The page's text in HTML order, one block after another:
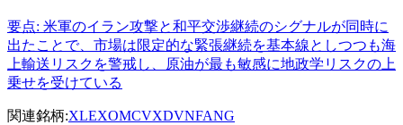
要点: 米軍のイラン攻撃と和平交渉継続のシグナルが同時に
出たことで、市場は限定的な緊張継続を基本線としつつも海
上輸送リスクを警戒し、原油が最も敏感に地政学リスクの上
乗せを受けている
関連銘柄:XLEXOMCVXDVNFANG